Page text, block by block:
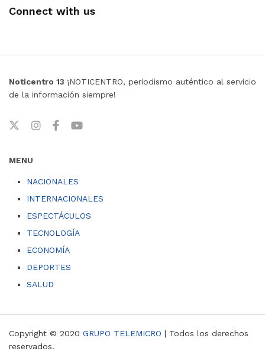
Connect with us
Noticentro 13 ¡NOTICENTRO, periodismo auténtico al servicio
de la información siempre!
MENU
NACIONALES
INTERNACIONALES
ESPECTÁCULOS
TECNOLOGÍA
ECONOMÍA
DEPORTES
SALUD
Copyright © 2020 GRUPO TELEMICRO | Todos los derechos
reservados.